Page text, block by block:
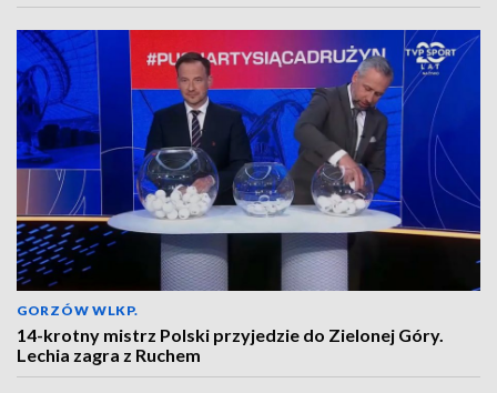
GORZÓW WLKP.
14-krotny mistrz Polski przyjedzie do Zielonej Góry.
Lechia zagra z Ruchem